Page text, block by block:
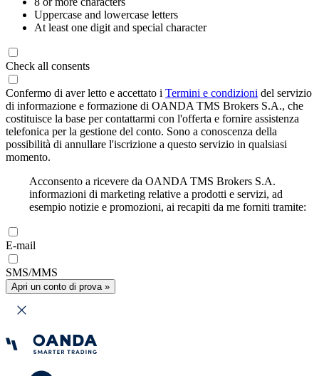
Uppercase and lowercase letters
At least one digit and special character
Check all consents
Confermo di aver letto e accettato i Termini e condizioni del servizio
di informazione e formazione di OANDA TMS Brokers S.A., che
costituisce la base per contattarmi con l'offerta e fornire assistenza
telefonica per la gestione del conto. Sono a conoscenza della
possibilità di annullare l'iscrizione a questo servizio in qualsiasi
momento.
Acconsento a ricevere da OANDA TMS Brokers S.A.
informazioni di marketing relative a prodotti e servizi, ad
esempio notizie e promozioni, ai recapiti da me forniti tramite:
E-mail
SMS/MMS
Apri un conto di prova »